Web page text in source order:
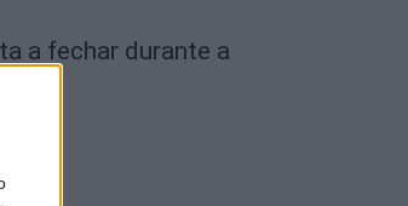
a fechar durante a